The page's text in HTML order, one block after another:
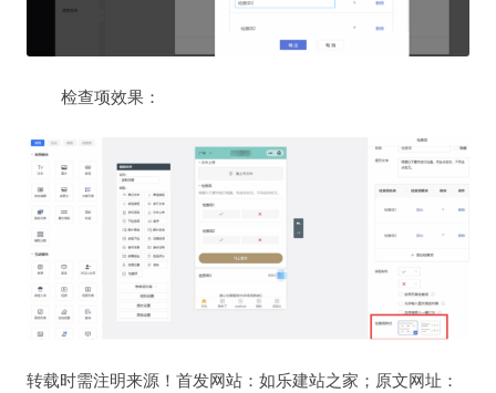
检查项效果：
转载时需注明来源！首发网站：如乐建站之家；原文网址：